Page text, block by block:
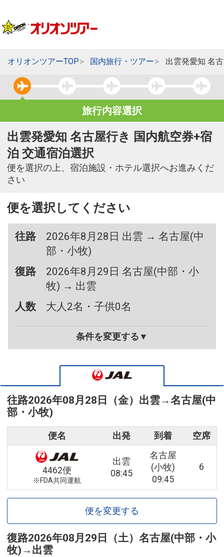
オリオンツアーTOP 国内旅行・ツアー 出雲発愛知 名
旅行内容選択
出雲発愛知 名古屋行き 国内航空券+宿
泊 交通宿泊選択
便を選択の上、宿泊施設・ホテル選択へお進みくだ
さい
便を選択してください
往路
2026年8月28日 出雲 → 名古屋(中
部・小牧)
復路
2026年8月29日 名古屋(中部・小
牧) → 出雲
人数
大人2名・子供0名
条件を変更する▼
往路2026年08月28日（金） 出雲→名古屋(中
部・小牧)
便名 出発 到着 空席
4462便
※FDA共同運航
出雲
08:45
名古屋
(小牧)
09:45
6
便を変更する
復路2026年08月29日（土） 名古屋(中部・小
牧) → 出雲